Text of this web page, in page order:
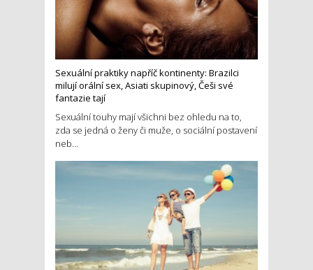
Sexuální praktiky napříč kontinenty: Brazilci
milují orální sex, Asiati skupinový, Češi své
fantazie tají
Sexuální touhy mají všichni bez ohledu na to,
zda se jedná o ženy či muže, o sociální postavení
neb...